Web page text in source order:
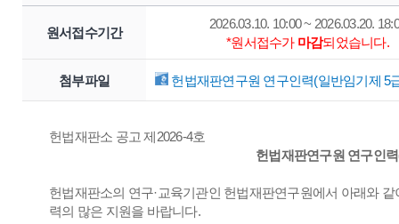
원서접수기간
2026.03.10. 10:00 ~ 2026.03.20.
*원서접수가 마감되었습니다.
첨부파일 헌법재판연구원 연구인력(일반임기제 5
헌법재판소 공고 제2026-4호
헌법재판연구원 연구인
헌법재판소의 연구·교육기관인 헌법재판연구원에서 아래와
력의 많은 지원을 바랍니다.